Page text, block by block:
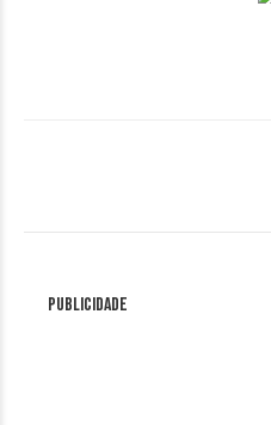
Publicidade